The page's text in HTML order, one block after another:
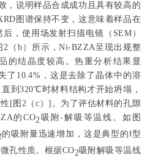
，说明样品合成成功且具有较高的
图谱保持不变，这意味着样品在
，使用场发射扫描电镜（SEM）
2 （b）所示，Ni-BZZA呈现出规整
的结晶度较高。热重分析结果显
了10.4%，这是去除了晶体中的溶
到320℃时材料结构才开始坍塌，
[ 图2 （c）]。为了评估材料的孔隙
的CO2吸附-解吸等温线。如 图
的吸附量迅速增加，这是典型的Ⅰ型
孔性质。根据CO2吸附解吸等温线